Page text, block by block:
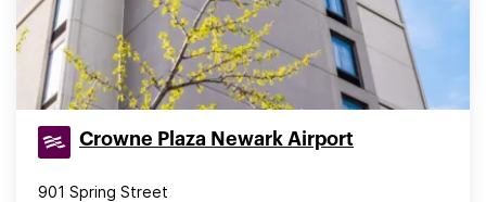
Crowne Plaza Newark Airport
901 Spring Street